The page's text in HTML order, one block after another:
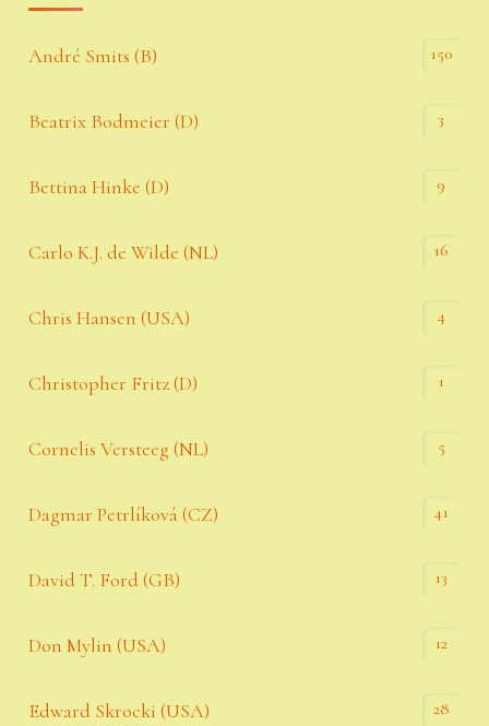
André Smits (B) 150
Beatrix Bodmeier (D) 3
Bettina Hinke (D) 9
Carlo K.J. de Wilde (NL) 16
Chris Hansen (USA) 4
Christopher Fritz (D) 1
Cornelis Versteeg (NL) 5
Dagmar Petrlíková (CZ) 41
David T. Ford (GB) 13
Don Mylin (USA) 12
Edward Skrocki (USA) 28